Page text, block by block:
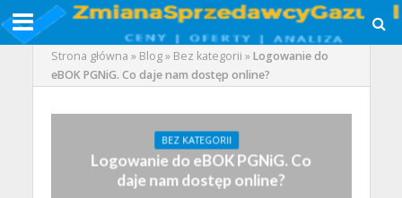
Strona główna » Blog» Bez kategorii »Logowanie do
eBOK PGNiG. Co daje nam dostęp online?
BEZ KATEGORII
Logowanie do eBOK PGNiG. Co
daje nam dostęp online?